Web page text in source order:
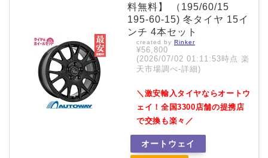
料無料】 （195/60/15
195-60-15) 冬タイヤ 15イ
ンチ 4本セット
created by Rinker
¥56,800
(2026/07/02 01:11:53時点 楽
天市場調べ-詳細)
＼激安輸入タイヤならオートウ
ェイ！全国3300店舗の提携店
で交換も楽々／
オートウェイ